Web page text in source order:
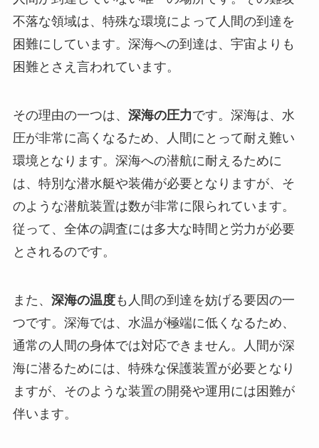
不落な領域は、特殊な環境によって人間の到達を
困難にしています。深海への到達は、宇宙よりも
困難とさえ言われています。
その理由の一つは、 深海の圧力です。深海は、水
圧が非常に高くなるため、人間にとって耐え難い
環境となります。深海への潜航に耐えるために
は、特別な潜水艇や装備が必要となりますが、そ
のような潜航装置は数が非常に限られています。
従って、全体の調査には多大な時間と労力が必要
とされるのです。
また、 深海の温度も人間の到達を妨げる要因の一
つです。深海では、水温が極端に低くなるため、
通常の人間の身体では対応できません。人間が深
海に潜るためには、特殊な保護装置が必要となり
ますが、そのような装置の開発や運用には困難が
伴います。